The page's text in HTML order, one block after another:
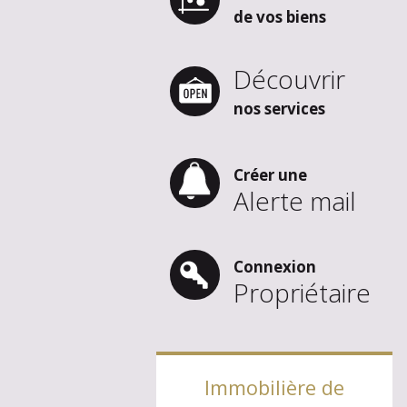
de vos biens
Découvrir
nos services
Créer une
Alerte mail
Connexion
Propriétaire
Immobilière de